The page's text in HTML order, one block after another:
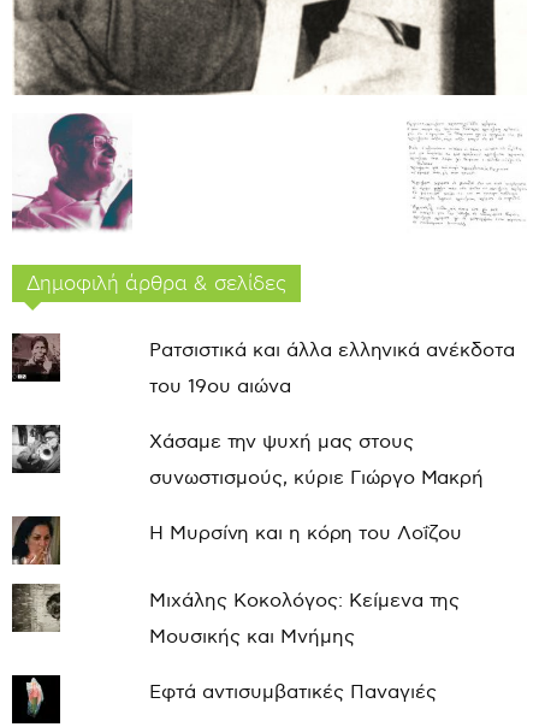
Δημοφιλή άρθρα & σελίδες
Ρατσιστικά και άλλα ελληνικά ανέκδοτα
του 19ου αιώνα
Χάσαμε την ψυχή μας στους
συνωστισμούς, κύριε Γιώργο Μακρή
Η Μυρσίνη και η κόρη του Λοΐζου
Μιχάλης Κοκολόγος: Κείμενα της
Μουσικής και Μνήμης
Εφτά αντισυμβατικές Παναγιές